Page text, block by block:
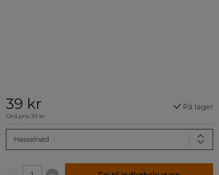
39 kr
Ord.pris 39 kr
På lager
Hasselnød